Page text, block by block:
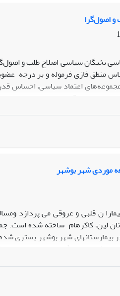
اصول‌گرا
نخبگان سیاسی اصلاح طلب و
فازی فرموله و بر درجه
اعتماد سیاسی، احساس
حمایت از آزادی بیان، تساهل و
سیاسی اصلاح طلبان نسبت به
موردی شهر بوشهر
ن قلبی و عروقی می پردازد
که در نیمه دوم 1386 و نیمه اول 1387 در
روش تحلیل رگرسیون داوری
یافته های تجربی دلالت برآن
برخورداری شهروندان از هر